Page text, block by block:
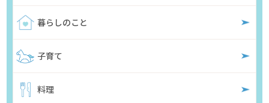
暮らしのこと
子育て
料理